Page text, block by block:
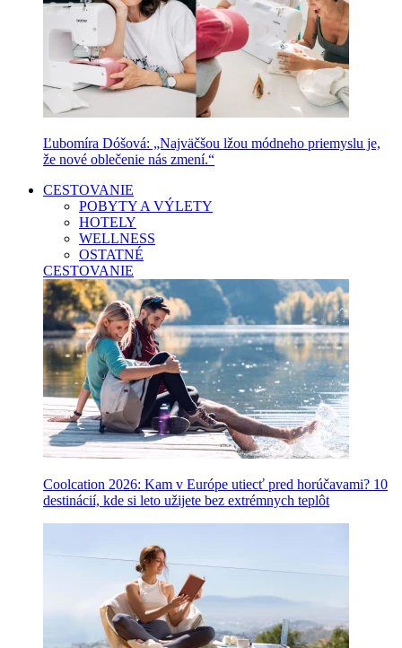
Ľubomíra Dóšová: „Najväčšou lžou módneho priemyslu je,
že nové oblečenie nás zmení.“
CESTOVANIE
POBYTY A VÝLETY
HOTELY
WELLNESS
OSTATNÉ
CESTOVANIE
Coolcation 2026: Kam v Európe utiecť pred horúčavami? 10
destinácií, kde si leto užijete bez extrémnych teplôt